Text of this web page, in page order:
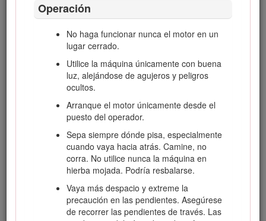
Operación
No haga funcionar nunca el motor en un
lugar cerrado.
Utilice la máquina únicamente con buena
luz, alejándose de agujeros y peligros
ocultos.
Arranque el motor únicamente desde el
puesto del operador.
Sepa siempre dónde pisa, especialmente
cuando vaya hacia atrás. Camine, no
corra. No utilice nunca la máquina en
hierba mojada. Podría resbalarse.
Vaya más despacio y extreme la
precaución en las pendientes. Asegúrese
de recorrer las pendientes de través. Las
Lea elManual del operador
materiales de formación. Si el o los
operadores o mecánicos no saben leer el
español, es responsabilidad del propietario
explicarles este material.
Familiarícese con la operación segura del
equipo, los controles del operador y las
Todos los operadores y mecánicos deben
recibir una formación adecuada. El
propietario es responsable de proporcionar
formación a los usuarios.
No deje nunca que el equipo sea utilizado o
mantenido por niños o por personas que no
hayan recibido la formación adecuada al
respecto. La normativa local puede imponer
límites sobre la edad del operador.